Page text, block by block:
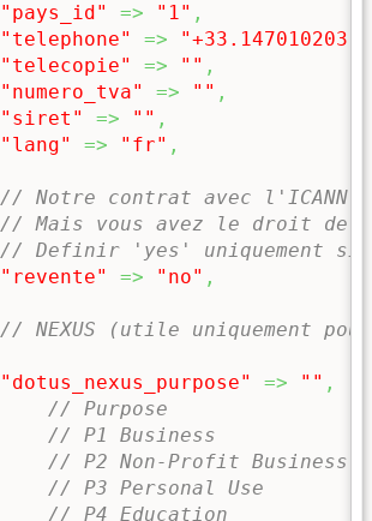
"pays_id"
=> "1" ,
"telephone"
=> "+33.147010203"
"telecopie"
=> "" ,
"numero_tva"
=> "" ,
"siret"
=> "" ,
"lang"
=> "fr" ,
// Notre contrat avec
// Mais vous avez le droit de
// Definir 'yes' uniquement si
"revente"
=> "no" ,
// NEXUS (utile uniquement
"dotus_nexus_purpose" => "" ,
// Purpose
// P1 Business
// P2 Non-Profit Business
// P3 Personal Use
// P4 Education